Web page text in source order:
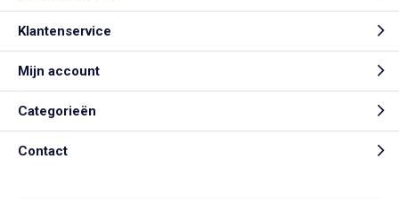
Klantenservice
Mijn account
Categorieën
Contact